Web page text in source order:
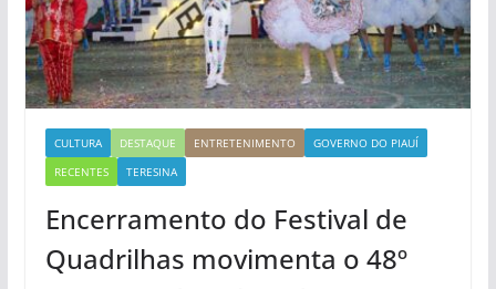
CULTURA DESTAQUE ENTRETENIMENTO
GOVERNO DO PIAUÍ
RECENTES
TERESINA
Encerramento do Festival de
Quadrilhas movimenta o 48º